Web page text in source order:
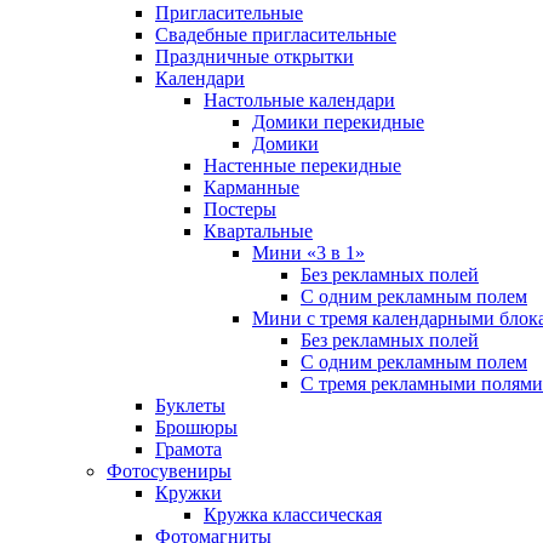
Пригласительные
Свадебные пригласительные
Праздничные открытки
Календари
Настольные календари
Домики перекидные
Домики
Настенные перекидные
Карманные
Постеры
Квартальные
Мини «3 в 1»
Без рекламных полей
С одним рекламным полем
Мини с тремя календарными
Без рекламных полей
С одним рекламным полем
С тремя рекламными полями
Буклеты
Брошюры
Грамота
Фотосувениры
Кружки
Кружка классическая
Фотомагниты